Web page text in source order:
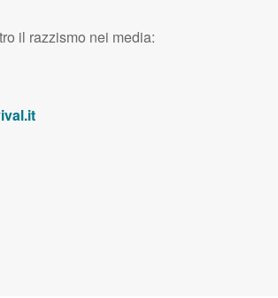
il razzismo nei media: